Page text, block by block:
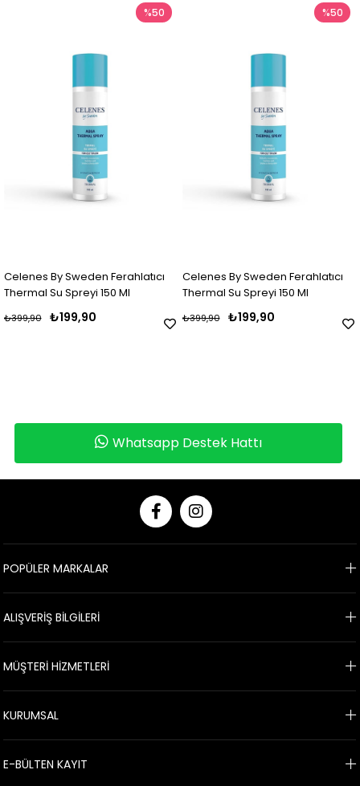
Celenes By Sweden Ferahlatıcı
Thermal Su Spreyi 150 Ml
₺199,90
₺399,90
%50
Celenes By Sweden Ferahlatıcı
Thermal Su Spreyi 150 Ml
₺199,90
₺399,90
%50
Whatsapp Destek Hattı
POPÜLER MARKALAR
ALIŞVERİŞ BİLGİLERİ
MÜŞTERİ HİZMETLERİ
KURUMSAL
E-BÜLTEN KAYIT